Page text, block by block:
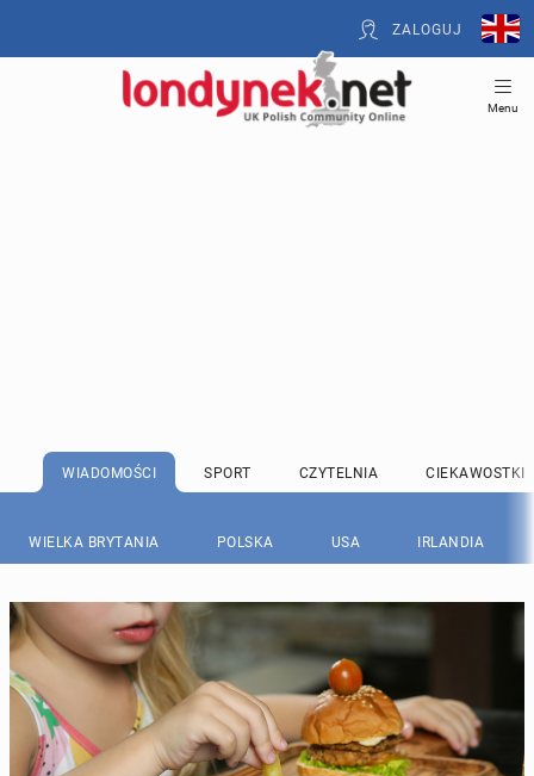
ZALOGUJ
Menu
WIADOMOŚCI SPORT CZYTELNIA CIEKAWOSTKI
WIELKA BRYTANIA POLSKA USA IRLANDIA